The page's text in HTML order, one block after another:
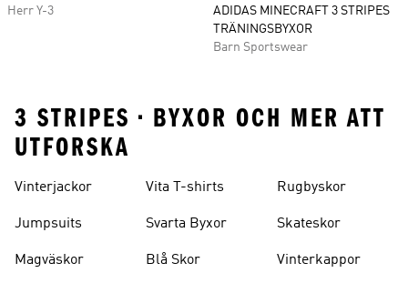
Herr Y-3
ADIDAS MINECRAFT 3 STRIPES
TRÄNINGSBYXOR
Barn Sportswear
3 STRIPES • BYXOR OCH MER ATT
UTFORSKA
Vinterjackor
Jumpsuits
Magväskor
Vita T-shirts
Svarta Byxor
Blå Skor
Rugbyskor
Skateskor
Vinterkappor